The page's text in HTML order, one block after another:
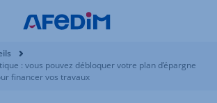
: vous pouvez débloquer votre plan d’épargne
financer vos travaux